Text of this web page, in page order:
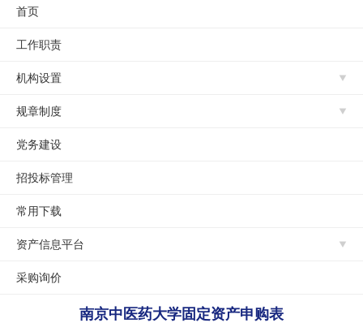
首页
工作职责
机构设置
规章制度
党务建设
招投标管理
常用下载
资产信息平台
采购询价
南京中医药大学固定资产申购表